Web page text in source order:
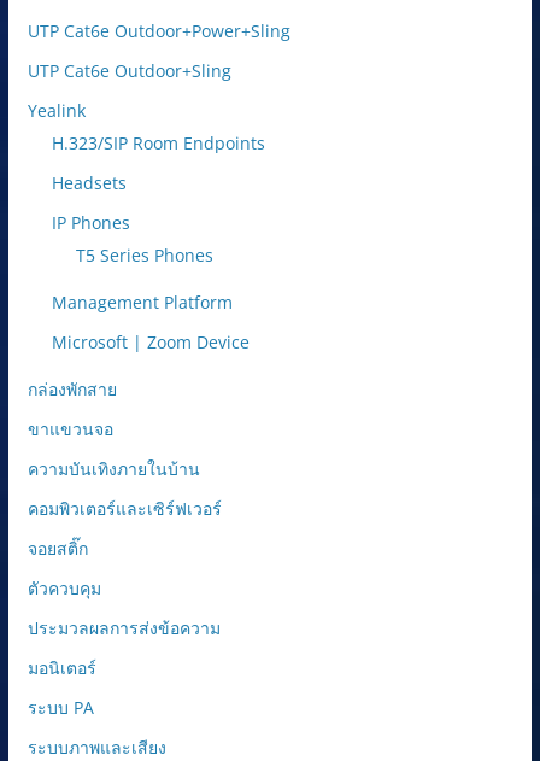
UTP Cat6e Outdoor+Power+Sling
UTP Cat6e Outdoor+Sling
Yealink
H.323/SIP Room Endpoints
Headsets
IP Phones
T5 Series Phones
Management Platform
Microsoft | Zoom Device
กล่องพักสาย
ขาแขวนจอ
ความบันเทิงภายในบ้าน
คอมพิวเตอร์และเซิร์ฟเวอร์
จอยสติ๊ก
ตัวควบคุม
ประมวลผลการส่งข้อความ
มอนิเตอร์
ระบบ PA
ระบบภาพและเสียง